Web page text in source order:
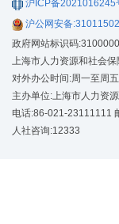
沪ICP备2021016245
沪公网安备
政府网站标识码
上海市人力资源和社会
对外办公时间:周一至周
主办单位:上海市人力资
电话:86-021-23111111
人社咨询:12333